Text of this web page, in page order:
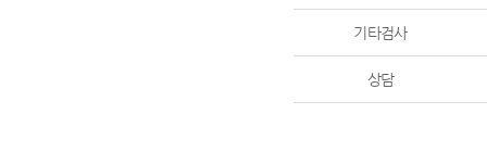
기타검사
상담